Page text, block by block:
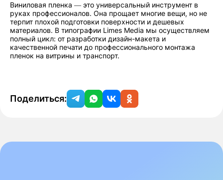
Виниловая пленка — это универсальный инструмент в
руках профессионалов. Она прощает многие вещи, но не
терпит плохой подготовки поверхности и дешевых
материалов. В типографии Limes Media мы осуществляем
полный цикл: от разработки дизайн-макета и
качественной печати до профессионального монтажа
пленок на витрины и транспорт.
Поделиться: